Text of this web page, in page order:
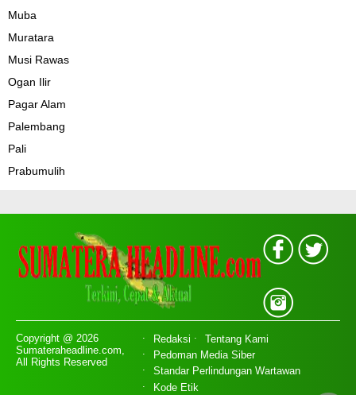
Muba
Muratara
Musi Rawas
Ogan Ilir
Pagar Alam
Palembang
Pali
Prabumulih
Copyright @ 2026
Sumateraheadline.com,
All Rights Reserved
Redaksi
Tentang Kami
Pedoman Media Siber
Standar Perlindungan Wartawan
Kode Etik